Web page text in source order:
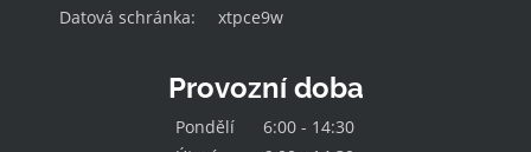
Datová schránka:
xtpce9w
Provozní doba
Pondělí
6:00 - 14:30